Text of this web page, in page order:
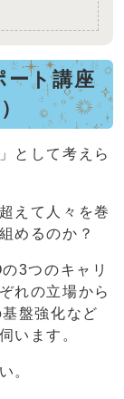
ート講座
として考えら
えて人々を巻
めるのか？
3つのキャリ
れの立場から
盤強化など
います。
。